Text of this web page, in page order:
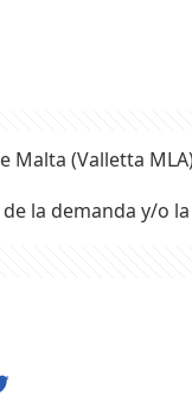
(Valletta
la demanda y/o